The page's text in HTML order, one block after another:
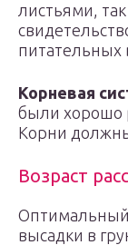
листьями,
питательных
Корневая
были хорошо
Корни
Возраст
Оптимальный
высадки в